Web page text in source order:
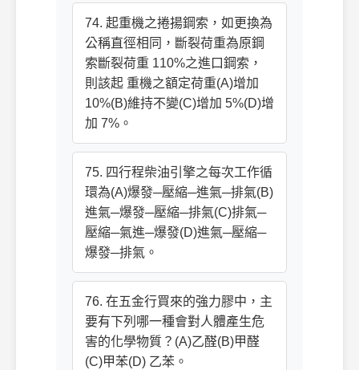
74. 起重機之捲揚鋼索，如更換為
公稱直徑相同，斷裂荷重為原鋼
索斷裂荷重 110%之進口鋼索，
則該起 重機之額定荷重(A)增加
10%(B)維持不變(C)增加 5%(D)增
加 7%。
75. 四行程柴油引擎之每次工作循
環為(A)爆發─壓縮─進氣─排氣(B)
進氣─爆發─壓縮─排氣(C)排氣─
壓縮─氣進─爆發(D)進氣─壓縮─
爆發─排氣。
76. 在五金行買來的強力膠中，主
要有下列哪一種會對人體產生危
害的化學物質？(A)乙醛(B)甲醛
(C)甲苯(D) 乙苯。